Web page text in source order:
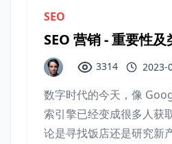
SEO
SEO 营销 - 重要性
3314 2023-
数字时代的今天，像
索引擎已经变成很多人获
论是寻找饭店还是研究新